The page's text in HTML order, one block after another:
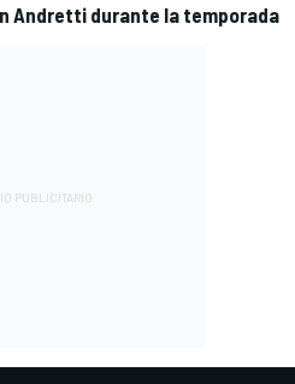
Andretti durante la temporada